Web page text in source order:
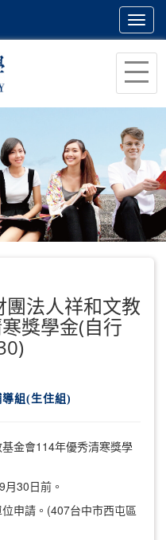
團法人祥和文教
獎學金(自行
組(生住組)
金會114年優秀清寒獎學
30日前。
申請。(407台中市西屯區